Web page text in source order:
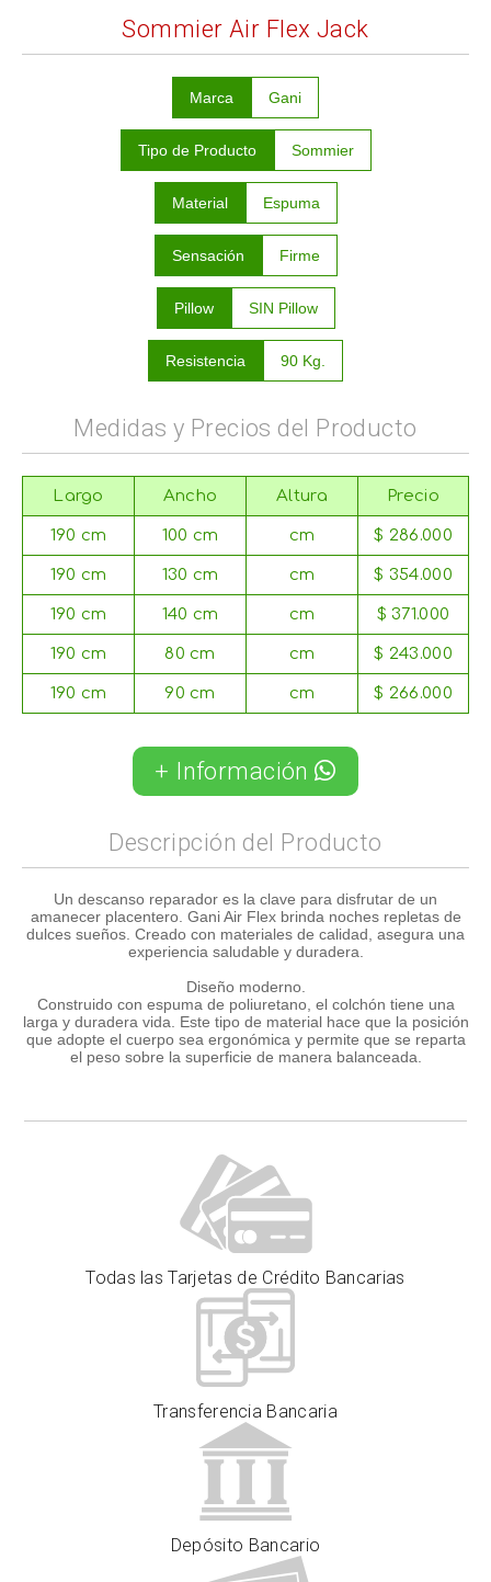
Sommier Air Flex Jack
Marca Gani
Tipo de Producto Sommier
Material Espuma
Sensación Firme
Pillow SIN Pillow
Resistencia 90 Kg.
Medidas y Precios del Producto
Largo Ancho Altura Precio
190 cm 100 cm cm $ 286.000
190 cm 130 cm cm $ 354.000
190 cm 140 cm cm $ 371.000
190 cm 80 cm cm $ 243.000
190 cm 90 cm cm $ 266.000
+ Información
Descripción del Producto
Un descanso reparador es la clave para disfrutar de un
amanecer placentero. Gani Air Flex brinda noches repletas de
dulces sueños. Creado con materiales de calidad, asegura una
experiencia saludable y duradera.
Diseño moderno.
Construido con espuma de poliuretano, el colchón tiene una
larga y duradera vida. Este tipo de material hace que la posición
que adopte el cuerpo sea ergonómica y permite que se reparta
el peso sobre la superficie de manera balanceada.
Todas las Tarjetas de Crédito Bancarias
Transferencia Bancaria
Depósito Bancario